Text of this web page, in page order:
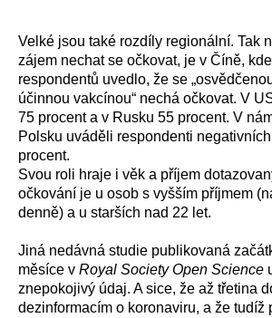
Velké jsou také rozdíly regionální. Tak
zájem nechatse očkovat, je v Číně, kde
respondentů uvedlo, že se
účinnou vakcínou“ nechá očkovat. V
75 procent a v Rusku 55 procent. V
Polsku uváděli respondenti
procent.
Svou roli hraje i věk a příjem
očkování je u osob s vyšším příjmem
denně) a u starších nad 22 let.
Jiná nedávná studie publikovaná
měsíce v Royal Society Open Science
znepokojivý údaj. A sice, že až třetina
dezinformacím o koronaviru, a že tudíž